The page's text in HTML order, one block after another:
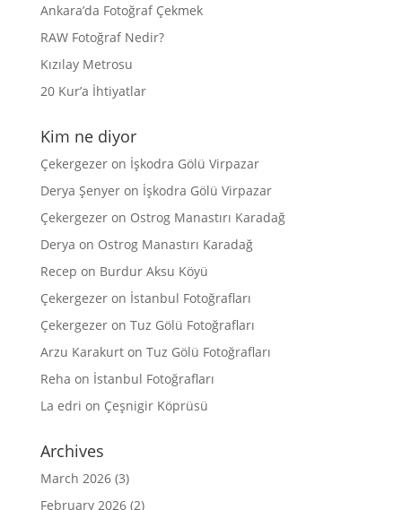
Ankara’da Fotoğraf Çekmek
RAW Fotoğraf Nedir?
Kızılay Metrosu
20 Kur’a İhtiyatlar
Kim ne diyor
Çekergezeron İşkodra Gölü Virpazar
Derya Şenyeron İşkodra Gölü Virpazar
Çekergezeron Ostrog Manastırı Karadağ
Derya on Ostrog Manastırı Karadağ
Recep on Burdur Aksu Köyü
Çekergezeron İstanbul Fotoğrafları
Çekergezeron Tuz Gölü Fotoğrafları
Arzu Karakurton Tuz Gölü Fotoğrafları
Reha on İstanbul Fotoğrafları
La edri on Çeşnigir Köprüsü
Archives
March 2026(3)
February 2026(2)